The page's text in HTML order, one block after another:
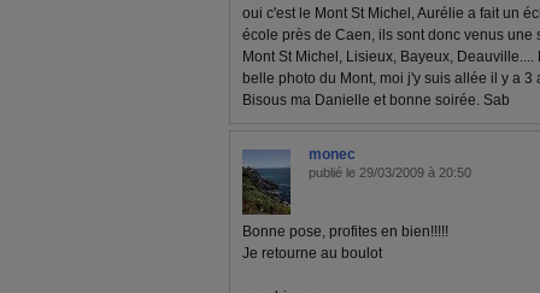
oui c'est le Mont St Michel, Aurélie a fait un
école près de Caen, ils sont donc venus une
Mont St Michel, Lisieux, Bayeux,
belle photo du Mont, moi j'y suis allée il y a 3
Bisous ma Danielle et bonne soirée. Sab
monec
publié le 29/03/2009 à 20:50
Bonne pose, profites en bien!!!!!
Je retourne au boulot